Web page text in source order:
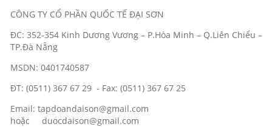
CÔNG TY CỔ PHẦN QUỐC TẾ ĐẠI SƠN
ĐC: 352-354 Kinh Dương Vương – P.Hòa Minh – Q.Liên Chiểu –
TP.Đà Nẵng
MSDN: 0401740587
ĐT: (0511) 367 67 29 - Fax: (0511) 367 67 25
Email: tapdoandaison@gmail.com
hoặc duocdaison@gmail.com